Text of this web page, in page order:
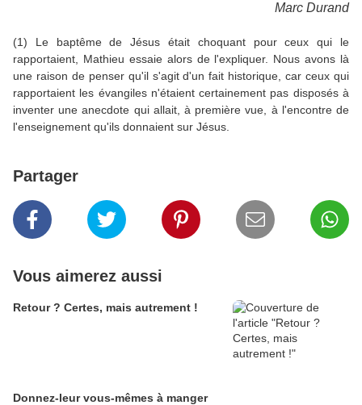
Marc Durand
(1) Le baptême de Jésus était choquant pour ceux qui le
rapportaient, Mathieu essaie alors de l'expliquer. Nous avons là
une raison de penser qu'il s'agit d'un fait historique, car ceux qui
rapportaient les évangiles n'étaient certainement pas disposés à
inventer une anecdote qui allait, à première vue, à l'encontre de
l'enseignement qu'ils donnaient sur Jésus.
Partager
Vous aimerez aussi
Retour ? Certes, mais autrement !
Donnez-leur vous-mêmes à manger